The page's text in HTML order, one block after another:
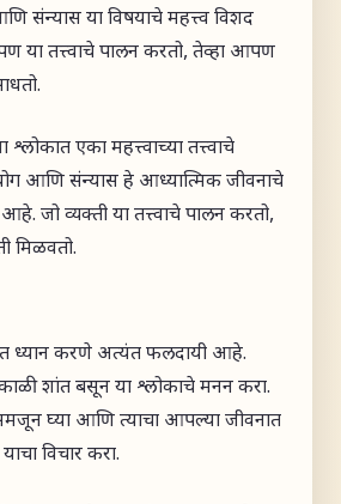
संन्यास या विषयाचे महत्त्व विशद
तत्त्वाचे पालन करतो, तेव्हा आपण
श्लोकात एका महत्त्वाच्या तत्त्वाचे
आणि संन्यास हे आध्यात्मिक जीवनाचे
जो व्यक्ती या तत्त्वाचे पालन करतो,
मिळवतो.
ध्यान करणे अत्यंत फलदायी आहे.
शांत बसून या श्लोकाचे मनन करा.
समजून घ्या आणि त्याचा आपल्या जीवनात
विचार करा.